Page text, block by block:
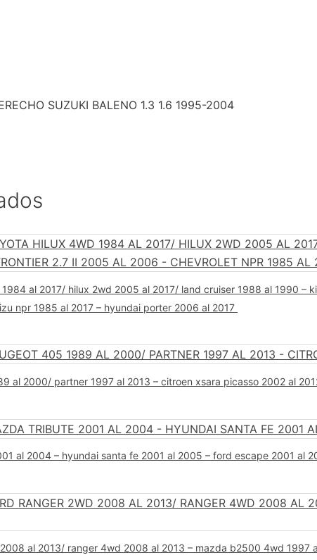
SUZUKI BALENO 1.3 1.6 1995-2004
al 2017/ hilux 2wd 2005 al 2017/ land cruiser 1988 al 1990
npr 1985 al 2017 – hyundai porter 2006 al 2017
al 2000/ partner 1997 al 2013 – citroen xsara picasso 2002 al
al 2004 – hyundai santa fe 2001 al 2005 – ford escape 2001 al
al 2013/ ranger 4wd 2008 al 2013 – mazda b2500 4wd